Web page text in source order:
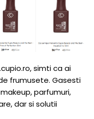
simti ca ai
frumusete. Gasesti
parfumuri,
dar si solutii